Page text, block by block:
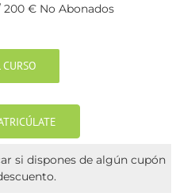
200 € No Abonados
si dispones de algún cupón